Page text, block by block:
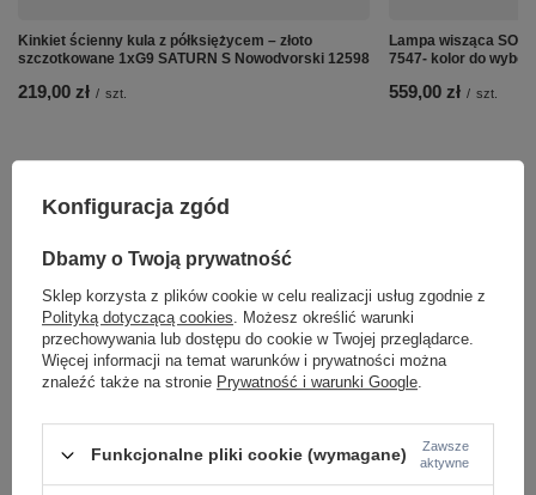
Kinkiet ścienny kula z półksiężycem – złoto
szczotkowane 1xG9 SATURN S Nowodvorski 12598
219,00 zł / szt.
Lampa wisząca
7547- kolor do
559,00 zł / szt.
Potrzebujesz pomocy? Masz pytania lub
chcesz lepszą cenę?
Konfiguracja zgód
Dbamy o Twoją prywatność
Sklep korzysta z plików cookie w celu realizacji usług zgodnie z
Polityką dotyczącą cookies. Możesz określić warunki
przechowywania lub dostępu do cookie w Twojej przeglądarce.
Więcej informacji na temat warunków i prywatności można
znaleźć także na stronie Prywatność i warunki Google.
Funkcjonalne pliki cookie (wymagane)
Zawsze
aktywne